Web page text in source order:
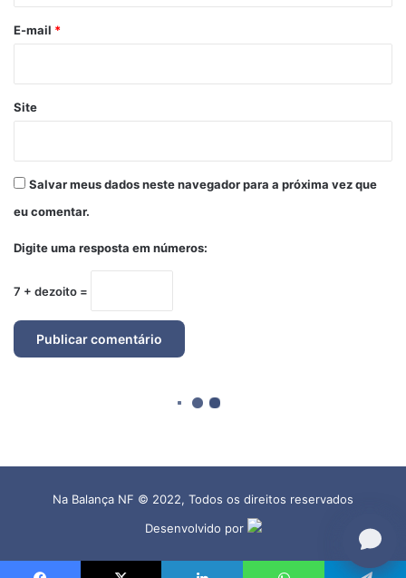
Na Balança NF © 2022, Todos os direitos reservados
Desenvolvido por